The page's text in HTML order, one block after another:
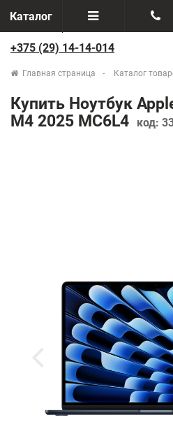
Каталог
Отзывы
Производители
+375(29) 888-44-44
+375 (29) 14-14-014
Главная страница Каталог
Купить Ноутбук
M4 2025 MC6L4
код: